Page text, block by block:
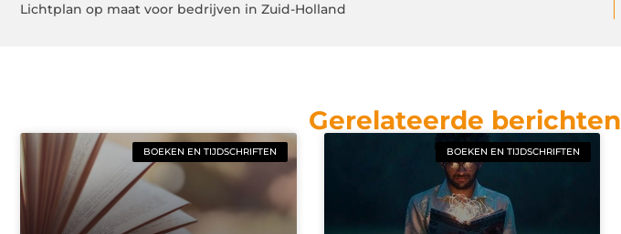
Lichtplan op maat voor bedrijven in Zuid-Holland
Gerelateerde berichten
BOEKEN EN TIJDSCHRIFTEN BOEKEN EN TIJDSCHRIFTEN